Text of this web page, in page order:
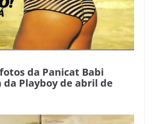
da Panicat Babi
da Playboy de abril de